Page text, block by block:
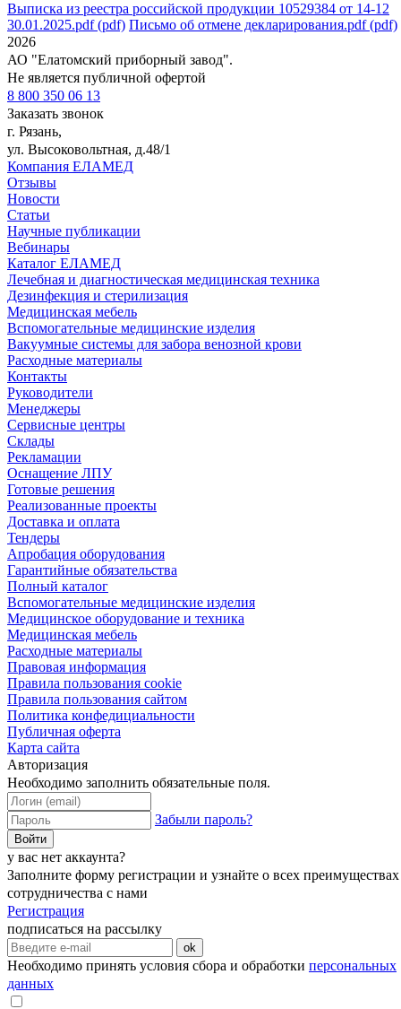
Выписка из реестра российской продукции 10529384 от 14-12
30.01.2025.pdf (pdf) Письмо об отмене декларирования.pdf (pdf)
2026
АО "Елатомский приборный завод".
Не является публичной офертой
8 800 350 06 13
Заказать звонок
г. Рязань,
ул. Высоковольтная, д.48/1
Компания ЕЛАМЕД
Отзывы
Новости
Статьи
Научные публикации
Вебинары
Каталог ЕЛАМЕД
Лечебная и диагностическая медицинская техника
Дезинфекция и стерилизация
Медицинская мебель
Вспомогательные медицинские изделия
Вакуумные системы для забора венозной крови
Расходные материалы
Контакты
Руководители
Менеджеры
Сервисные центры
Склады
Рекламации
Оснащение ЛПУ
Готовые решения
Реализованные проекты
Доставка и оплата
Тендеры
Апробация оборудования
Гарантийные обязательства
Полный каталог
Вспомогательные медицинские изделия
Медицинское оборудование и техника
Медицинская мебель
Расходные материалы
Правовая информация
Правила пользования cookie
Правила пользования сайтом
Политика конфедициальности
Публичная оферта
Карта сайта
Авторизация
Необходимо заполнить обязательные поля.
Забыли пароль?
Войти
у вас нет аккаунта?
Заполните форму регистрации и узнайте о всех преимуществах
сотрудничества с нами
Регистрация
подписаться на рассылку
ok
Необходимо принять условия сбора и обработки персональных
данных